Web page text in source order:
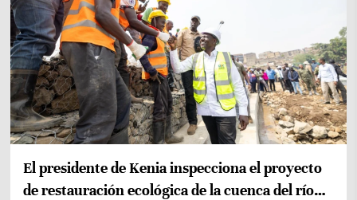
El presidente de Kenia inspecciona el proyecto
de restauración ecológica de la cuenca del río